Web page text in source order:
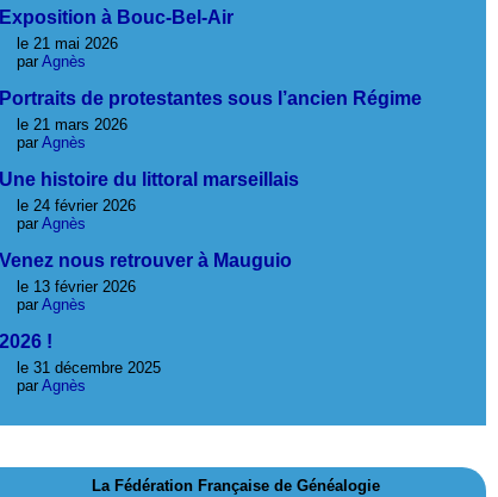
Exposition à Bouc-Bel-Air
le 21 mai 2026
par Agnès
Portraits de protestantes sous l’ancien Régime
le 21 mars 2026
par Agnès
Une histoire du littoral marseillais
le 24 février 2026
par Agnès
Venez nous retrouver à Mauguio
le 13 février 2026
par Agnès
2026 !
le 31 décembre 2025
par Agnès
La Fédération Française de Généalogie